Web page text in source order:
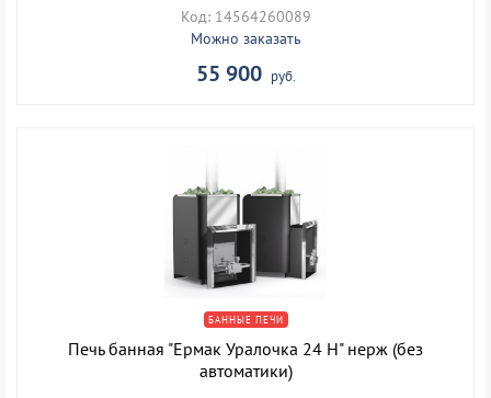
Код: 14564260089
Можно заказать
55 900 руб.
БАННЫЕ ПЕЧИ
Печь банная "Ермак Уралочка 24 Н" нерж (без
автоматики)